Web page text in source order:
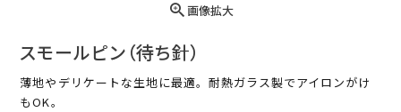
画像拡大
スモールピン（待ち針）
薄地やデリケートな生地に最適。耐熱ガラス製でアイロンがけ
もOK。